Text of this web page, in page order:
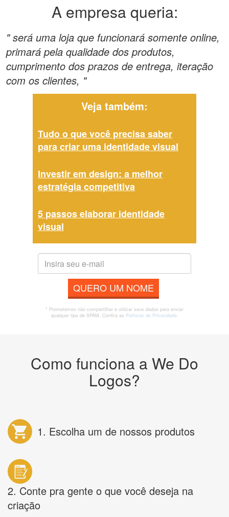
A empresa queria:
" será uma loja que funcionará somente online,
primará pela qualidade dos produtos,
cumprimento dos prazos de entrega, iteração
com os clientes, "
Veja também:
Tudo o que você precisa saber
para criar uma identidade visual
Investir em design: a melhor
estratégia competitiva
5 passos elaborar identidade
visual
QUERO UM NOME
* Prometemos não compartilhar e utilizar seus dados para enviar
qualquer tipo de SPAM. Confira as Políticas de Privacidade.
Como funciona a We Do
Logos?
1. Escolha um de nossos produtos
2. Conte pra gente o que você deseja na
criação